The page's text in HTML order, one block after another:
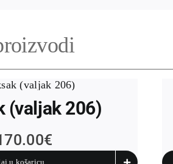
(valjak 206)
€
u košaricu